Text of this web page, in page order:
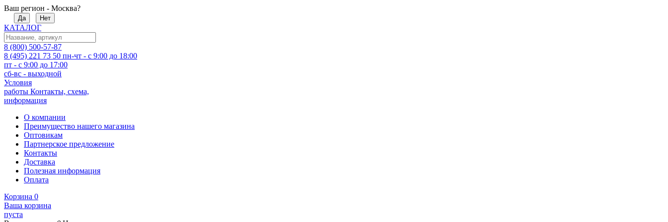
Ваш регион - Москва?
Да Нет
КАТАЛОГ
8 (800) 500-57-87
8 (495) 221 73 50 пн-чт - с 9:00 до 18:00
пт - с 9:00 до 17:00
сб-вс - выходной
Условия
работы Контакты, схема,
информация
О компании
Преимущество нашего магазина
Оптовикам
Партнерское предложение
Контакты
Доставка
Полезная информация
Оплата
Корзина 0
Ваша корзина
пуста